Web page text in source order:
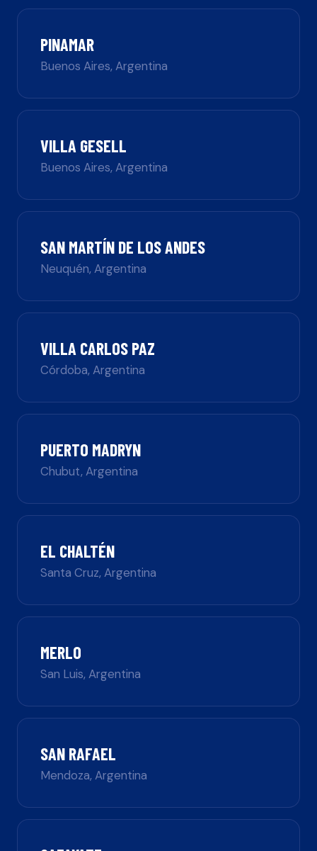
PINAMAR
Buenos Aires,Argentina
VILLA GESELL
Buenos Aires,Argentina
SAN MARTÍN DE LOS ANDES
Neuquén,Argentina
VILLA CARLOS PAZ
Córdoba,Argentina
PUERTO MADRYN
Chubut,Argentina
EL CHALTÉN
Santa Cruz,Argentina
MERLO
San Luis,Argentina
SAN RAFAEL
Mendoza,Argentina